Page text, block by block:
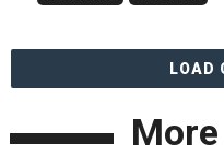
LOAD